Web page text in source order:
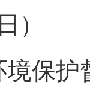
）
保